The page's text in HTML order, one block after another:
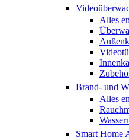
Alles
Brand- und
Alles
Smart Home